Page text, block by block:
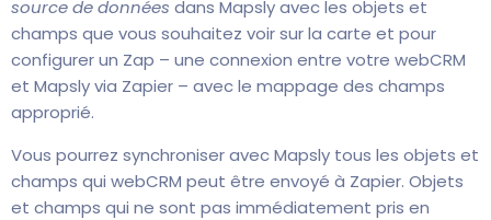
source de données dans Mapsly avec les objets et
champs que vous souhaitez voir sur la carte et pour
configurer un Zap – une connexion entre votre webCRM
et Mapsly via Zapier – avec le mappage des champs
approprié.
Vous pourrez synchroniser avec Mapsly tous les objets et
champs qui webCRM peut être envoyé à Zapier. Objets
et champs qui ne sont pas immédiatement pris en